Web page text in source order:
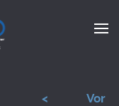
<
Vor